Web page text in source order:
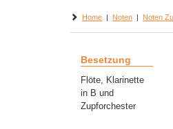
Home | Noten | Noten
Besetzung
Flöte, Klarinette
in B und
Zupforchester